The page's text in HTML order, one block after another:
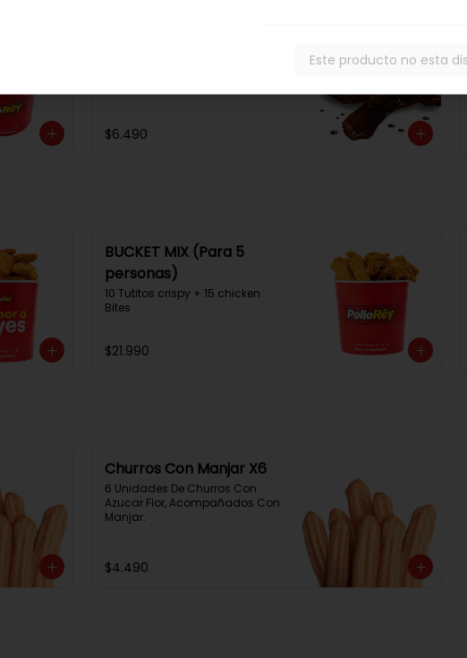
$6.490
BUCKET MIX (Para 5
personas)
10 Tutitos crispy + 15 chicken
Bites
$21.990
Churros Con Manjar X6
6 Unidades De Churros Con
Azucar Flor, Acompañados Con
Manjar.
$4.490
Este producto no esta